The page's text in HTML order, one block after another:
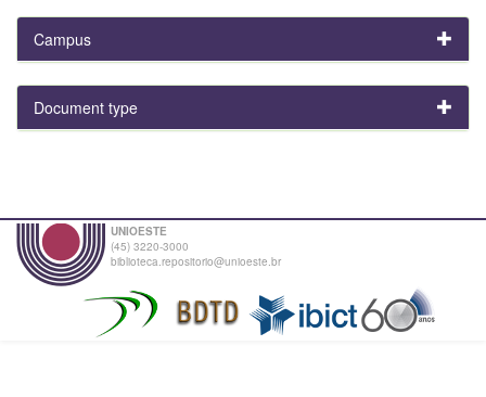
Campus
Document type
UNIOESTE
(45) 3220-3000
biblioteca.repositorio@unioeste.br